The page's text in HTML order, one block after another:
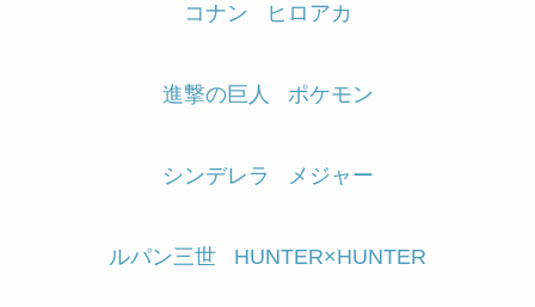
コナン ヒロアカ
進撃の巨人 ポケモン
シンデレラ メジャー
ルパン三世 HUNTER×HUNTER